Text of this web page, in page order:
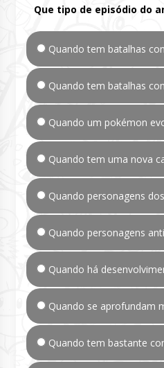
Que tipo de episódio do
Quando tem batalhas
Quando tem batalhas
Quando um pokémon
Quando tem uma nova
Quando personagens
Quando personagens
Quando há
Quando se aprofundam
Quando tem bastante